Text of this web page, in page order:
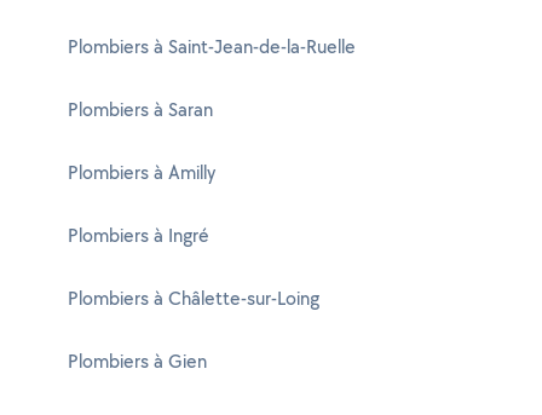
Plombiers à Saint-Jean-de-la-Ruelle
Plombiers à Saran
Plombiers à Amilly
Plombiers à Ingré
Plombiers à Châlette-sur-Loing
Plombiers à Gien